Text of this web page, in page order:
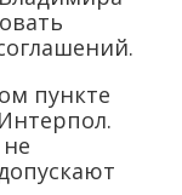
пункте